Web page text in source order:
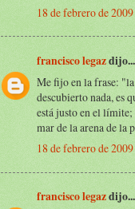
18 de febrero de
francisco legazdijo...
Me fijo en la frase:
descubierto nada, es
está justo en el
mar de la arena de la
18 de febrero de
francisco legazdijo...